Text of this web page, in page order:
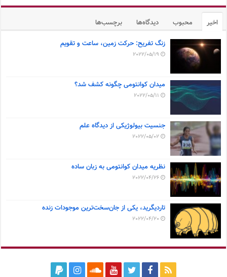
اخیر محبوب دیدگاه‌ها برچسب‌ها
زنگ تفریح: حرکت زمین، ساعت و تقویم
2022/05/19
میدان کوانتومی چگونه کشف شد؟
2022/05/11
جنسیت بیولوژیکی از دیدگاه علم
2022/05/02
نظریه میدان کوانتومی به زبان ساده
2022/04/26
تاردیگرید، یکی از جان‌سخت‌ترین موجودات زنده
2022/04/20